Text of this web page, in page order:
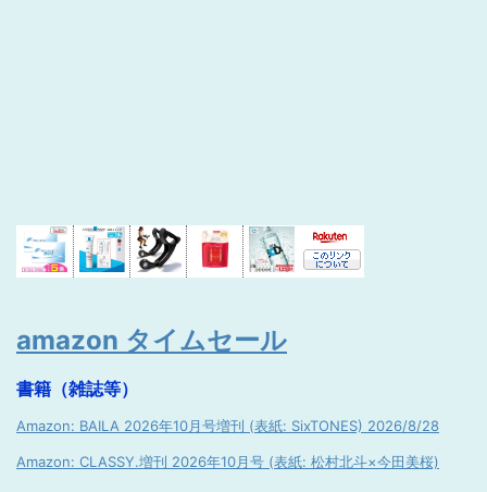
amazon タイムセール
書籍（雑誌等）
Amazon: BAILA 2026年10月号増刊 (表紙: SixTONES) 2026/8/28
Amazon: CLASSY.増刊 2026年10月号 (表紙: 松村北斗×今田美桜)